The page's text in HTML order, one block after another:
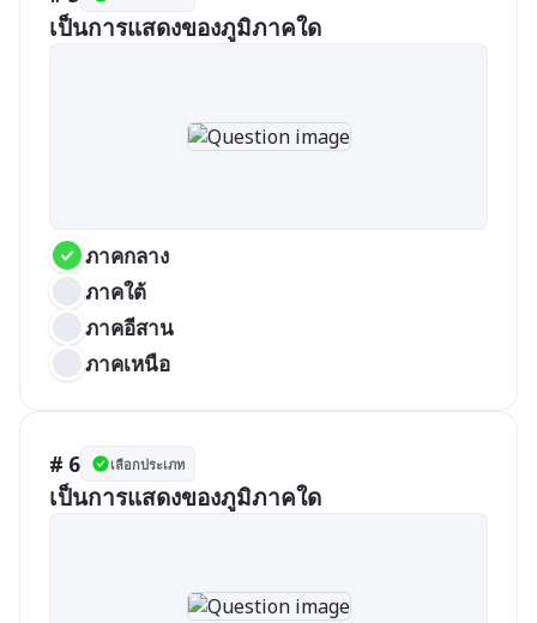
เป็นการแสดงของภูมิภาคใด
ภาคกลาง
ภาคใต้
ภาคอีสาน
ภาคเหนือ
# 6 เลือกประเภท
เป็นการแสดงของภูมิภาคใด